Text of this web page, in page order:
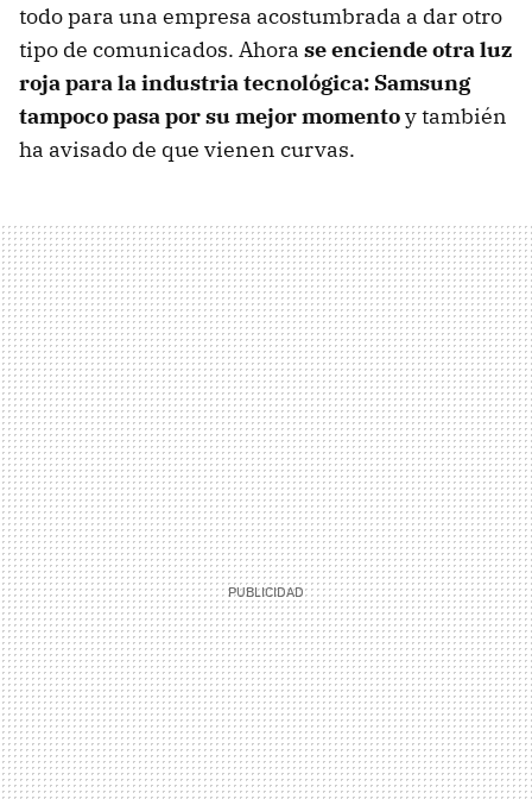
todo para una empresa acostumbrada a dar otro
tipo de comunicados. Ahora se enciende otra luz
roja para la industria tecnológica: Samsung
tampoco pasa por su mejor momentoy también
ha avisado de que vienen curvas.